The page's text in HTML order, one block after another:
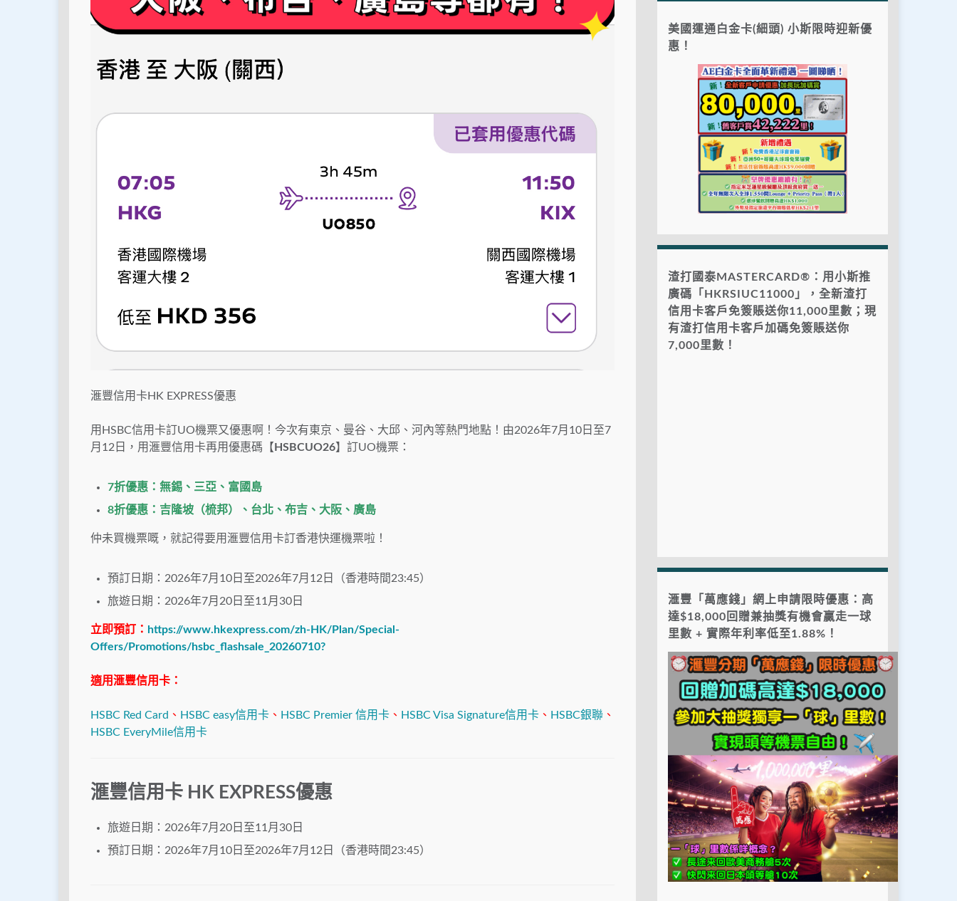
滙豐信用卡HK EXPRESS優惠
用HSBC信用卡訂UO機票又優惠啊！今次有東京、曼谷、大邱、河內等熱門地點！由2026年7月10日 至7
月12日
，用滙豐信用卡再用優惠碼【 HSBCUO26】訂UO機票：
7折優惠 ：無錫、三亞、富國島
8折優惠 ：吉隆坡（梳邦）、台北、布吉、大阪、廣島
仲未買機票嘅，就記得要用滙豐信用卡訂香港快運機票啦！
預訂日期：2026年7月10日至2026年7月12日（香港時間23:45）
旅遊日期：2026年7月20日至11月30日
立即預訂： https://www.hkexpress.com/zh-HK/Plan/Special-
Offers/Promotions/hsbc_flashsale_20260710?
適用滙豐信用卡：
HSBC Red Card 、 HSBC easy信用卡 、 HSBC Premier 信用卡 、 HSBC Visa Signature信用卡 、 HSBC銀聯 、
HSBC EveryMile信用卡
滙豐信用卡 HK EXPRESS優惠
旅遊日期：2026年7月20日至11月30日
預訂日期：2026年7月10日至2026年7月12日（香港時間23:45）
美國運通白金卡(細頭) 小斯限時迎新優
惠！
渣打國泰MASTERCARD®：用小斯推
廣碼「HKRSIUC11000」，全新渣打
信用卡客戶免簽賬送你11,000里數；現
有渣打信用卡客戶加碼免簽賬送你
7,000里數！
滙豐「萬應錢」網上申請限時優惠：高
達$18,000回贈兼抽獎有機會贏走一球
里數 + 實際年利率低至1.88%！